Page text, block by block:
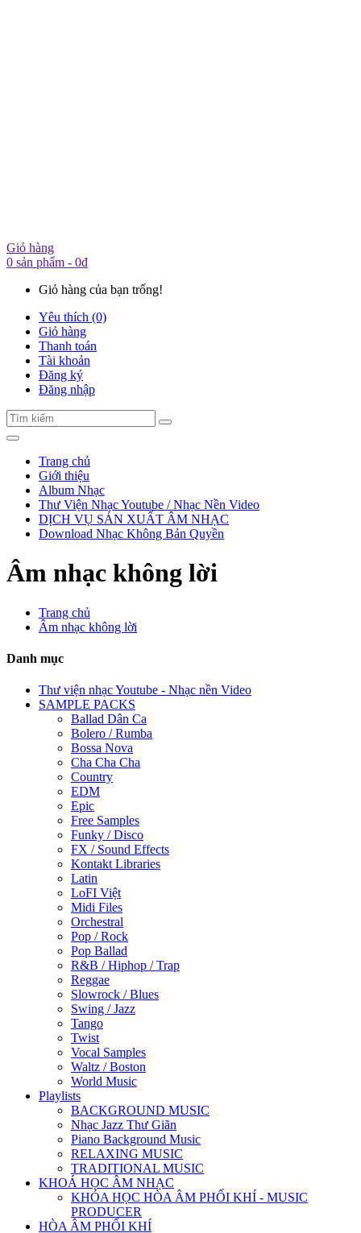
Giỏ hàng
0 sản phẩm - 0đ
Giỏ hàng của bạn trống!
Yêu thích (0)
Giỏ hàng
Thanh toán
Tài khoản
Đăng ký
Đăng nhập
Trang chủ
Giới thiệu
Album Nhạc
Thư Viện Nhạc Youtube / Nhạc Nền Video
DỊCH VỤ SẢN XUẤT ÂM NHẠC
Download Nhạc Không Bản Quyền
Âm nhạc không lời
Trang chủ
Âm nhạc không lời
Danh mục
Thư viện nhạc Youtube - Nhạc nền Video
SAMPLE PACKS
Ballad Dân Ca
Bolero / Rumba
Bossa Nova
Cha Cha Cha
Country
EDM
Epic
Free Samples
Funky / Disco
FX / Sound Effects
Kontakt Libraries
Latin
LoFI Việt
Midi Files
Orchestral
Pop / Rock
Pop Ballad
R&B / Hiphop / Trap
Reggae
Slowrock / Blues
Swing / Jazz
Tango
Twist
Vocal Samples
Waltz / Boston
World Music
Playlists
BACKGROUND MUSIC
Nhạc Jazz Thư Giãn
Piano Background Music
RELAXING MUSIC
TRADITIONAL MUSIC
KHOÁ HỌC ÂM NHẠC
KHÓA HỌC HÒA ÂM PHỐI KHÍ - MUSIC
PRODUCER
HÒA ÂM PHỐI KHÍ